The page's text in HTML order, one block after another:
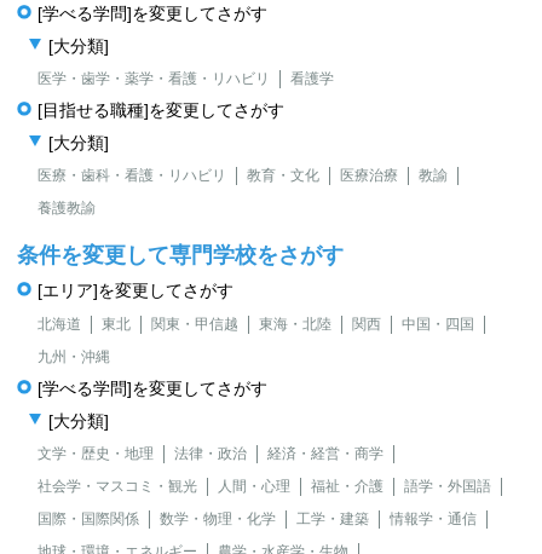
[学べる学問]を変更してさがす
[大分類]
医学・歯学・薬学・看護・リハビリ 看護学
[目指せる職種]を変更してさがす
[大分類]
医療・歯科・看護・リハビリ 教育・文化 医療治療
教諭
養護教諭
条件を変更して専門学校をさがす
[エリア]を変更してさがす
北海道 東北 関東・甲信越 東海・北陸 関西
中国・四国
九州・沖縄
[学べる学問]を変更してさがす
[大分類]
文学・歴史・地理 法律・政治
経済・経営・商学
社会学・マスコミ・観光
人間・心理 福祉・介護
語学・外国語
国際・国際関係
数学・物理・化学 工学・建築
情報学・通信